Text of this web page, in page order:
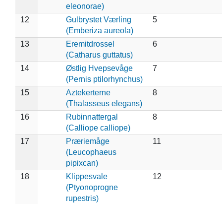
eleonorae)
12
Gulbrystet Værling
(Emberiza aureola)
5
13
Eremitdrossel
(Catharus guttatus)
6
14
Østlig Hvepsevåge
(Pernis ptilorhynchus)
7
15
Aztekerterne
(Thalasseus elegans)
8
16
Rubinnattergal
(Calliope calliope)
8
17
Præriemåge
(Leucophaeus
pipixcan)
11
18
Klippesvale
(Ptyonoprogne
rupestris)
12